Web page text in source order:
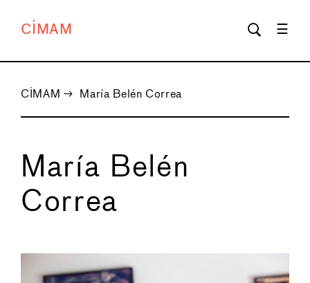
CIMAM
CIMAM → María Belén Correa
María Belén
Correa